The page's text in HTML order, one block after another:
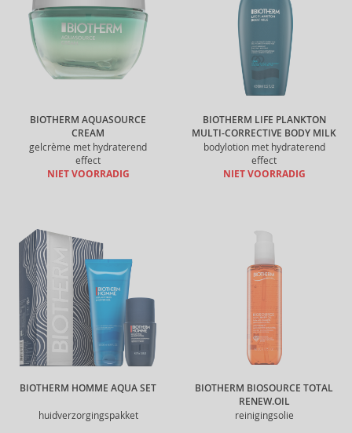
BIOTHERM AQUASOURCE
CREAM
gelcrème met hydraterend
effect
NIET VOORRADIG
BIOTHERM LIFE PLANKTON
MULTI-CORRECTIVE BODY MILK
bodylotion met hydraterend
effect
NIET VOORRADIG
BIOTHERM HOMME AQUA SET
huidverzorgingspakket
BIOTHERM BIOSOURCE TOTAL
RENEW.OIL
reinigingsolie